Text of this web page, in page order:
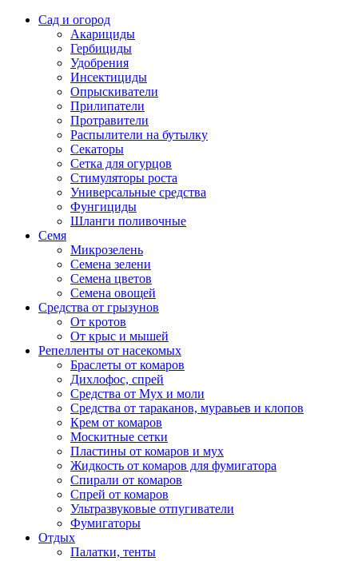
Сад и огород
Акарициды
Гербициды
Удобрения
Инсектициды
Опрыскиватели
Прилипатели
Протравители
Распылители на бутылку
Секаторы
Сетка для огурцов
Стимуляторы роста
Универсальные средства
Фунгициды
Шланги поливочные
Семя
Микрозелень
Семена зелени
Семена цветов
Семена овощей
Средства от грызунов
От кротов
От крыс и мышей
Репелленты от насекомых
Браслеты от комаров
Дихлофос, спрей
Средства от Мух и моли
Средства от тараканов, муравьев и клопов
Крем от комаров
Москитные сетки
Пластины от комаров и мух
Жидкость от комаров для фумигатора
Спирали от комаров
Спрей от комаров
Ультразвуковые отпугиватели
Фумигаторы
Отдых
Палатки, тенты